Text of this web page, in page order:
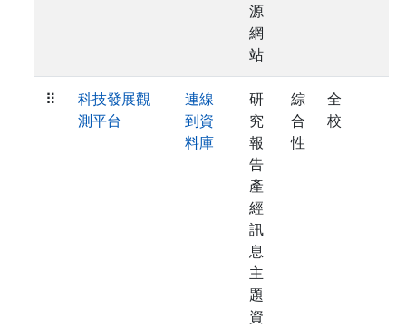
源
網
站
⠿
科技發展觀
測平台
連線
到資
料庫
研
究
報
告
產
經
訊
息
主
題
資
綜
合
性
全
校